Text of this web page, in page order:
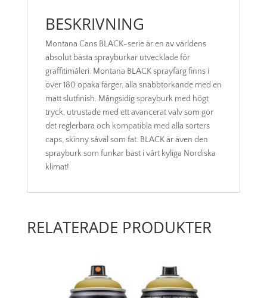
BESKRIVNING
Montana Cans BLACK-serie är en av världens
absolut bästa sprayburkar utvecklade för
graffitimåleri. Montana BLACK sprayfärg finns i
över 180 opaka färger, alla snabbtorkande med en
matt slutfinish. Mångsidig sprayburk med högt
tryck, utrustade med ett avancerat valv som gör
det reglerbara och kompatibla med alla sorters
caps, skinny såväl som fat. BLACK är även den
sprayburk som funkar bäst i vårt kyliga Nordiska
klimat!
RELATERADE PRODUKTER